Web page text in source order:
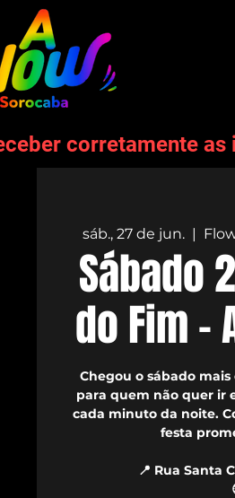
corretamente
sáb., 27 de jun.
  |
Sábado
do Fim -
Chegou o sábado
para quem não quer ir
cada minuto da noite.
festa
📍 Rua Santa